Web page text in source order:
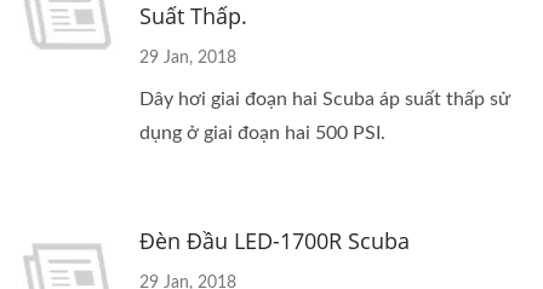
Suất Thấp.
29 Jan, 2018
Dây hơi giai đoạn hai Scuba áp suất thấp sử
dụng ở giai đoạn hai 500 PSI.
Đèn Đầu LED-1700R Scuba
29 Jan, 2018